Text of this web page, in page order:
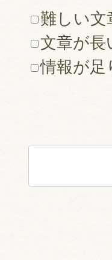
難しい文
文章が長
情報が足